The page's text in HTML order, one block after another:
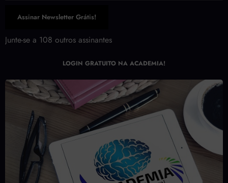
Assinar Newsletter Grátis!
Junte-se a 108 outros assinantes
LOGIN GRATUITO NA ACADEMIA!